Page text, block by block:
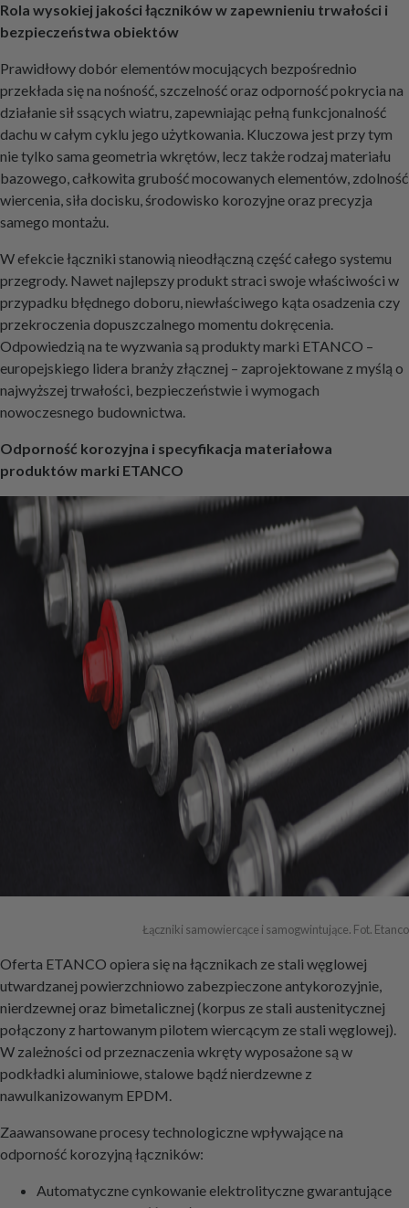
Rola wysokiej jakości łączników w zapewnieniu trwałości i
bezpieczeństwa obiektów
Prawidłowy dobór elementów mocujących bezpośrednio
przekłada się na nośność, szczelność oraz odporność pokrycia na
działanie sił ssących wiatru, zapewniając pełną funkcjonalność
dachu w całym cyklu jego użytkowania. Kluczowa jest przy tym
nie tylko sama geometria wkrętów, lecz także rodzaj materiału
bazowego, całkowita grubość mocowanych elementów, zdolność
wiercenia, siła docisku, środowisko korozyjne oraz precyzja
samego montażu.
W efekcie łączniki stanowią nieodłączną część całego systemu
przegrody. Nawet najlepszy produkt straci swoje właściwości w
przypadku błędnego doboru, niewłaściwego kąta osadzenia czy
przekroczenia dopuszczalnego momentu dokręcenia.
Odpowiedzią na te wyzwania są produkty marki ETANCO –
europejskiego lidera branży złącznej – zaprojektowane z myślą o
najwyższej trwałości, bezpieczeństwie i wymogach
nowoczesnego budownictwa.
Odporność korozyjna i specyfikacja materiałowa
produktów marki ETANCO
Łączniki samowiercące i samogwintujące. Fot. Etanco
Oferta ETANCO opiera się na łącznikach ze stali węglowej
utwardzanej powierzchniowo zabezpieczone antykorozyjnie,
nierdzewnej oraz bimetalicznej (korpus ze stali austenitycznej
połączony z hartowanym pilotem wiercącym ze stali węglowej).
W zależności od przeznaczenia wkręty wyposażone są w
podkładki aluminiowe, stalowe bądź nierdzewne z
nawulkanizowanym EPDM.
Zaawansowane procesy technologiczne wpływające na
odporność korozyjną łączników:
Automatyczne cynkowanie elektrolityczne gwarantujące